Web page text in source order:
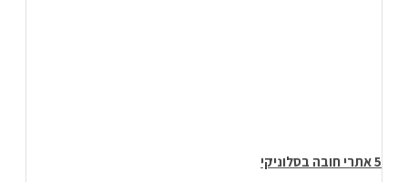
5 אתרי חובה בסלוניקי